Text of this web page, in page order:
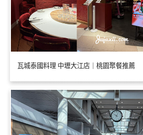
瓦城泰國料理 中壢大江店｜桃園聚餐推薦